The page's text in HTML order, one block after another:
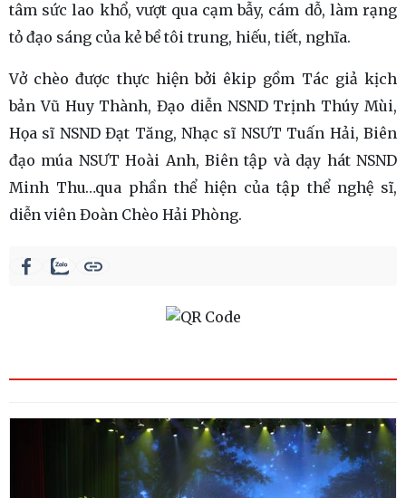
tâm sức lao khổ, vượt qua cạm bẫy, cám dỗ, làm rạng
tỏ đạo sáng của kẻ bề tôi trung, hiếu, tiết, nghĩa.
Vở chèo được thực hiện bởi êkip gồm Tác giả kịch
bản Vũ Huy Thành, Đạo diễn NSND Trịnh Thúy Mùi,
Họa sĩ NSND Đạt Tăng, Nhạc sĩ NSƯT Tuấn Hải, Biên
đạo múa NSƯT Hoài Anh, Biên tập và dạy hát NSND
Minh Thu…qua phần thể hiện của tập thể nghệ sĩ,
diễn viên Đoàn Chèo Hải Phòng.